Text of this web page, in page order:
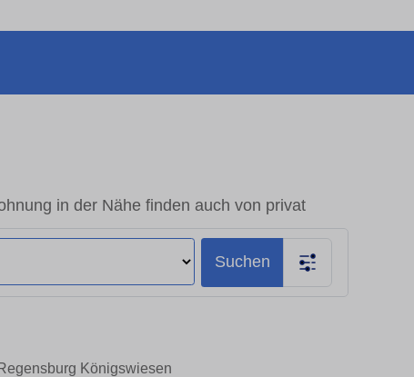
in der Nähe finden auch von privat
Suchen
Königswiesen